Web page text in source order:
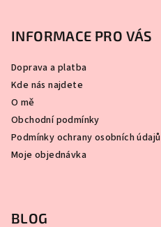
INFORMACE PRO VÁS
Doprava a platba
Kde nás najdete
O mě
Obchodní podmínky
Podmínky ochrany osobních údajů
Moje objednávka
BLOG